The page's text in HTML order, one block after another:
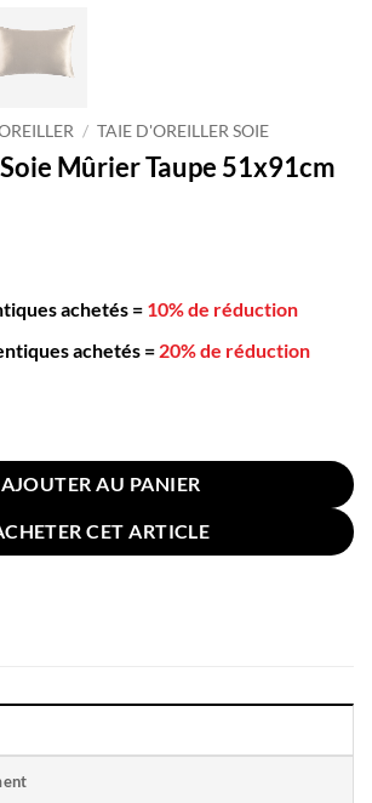
/ TAIE D'OREILLER SOIE
Mûrier Taupe 51x91cm
achetés = 10% de réduction
achetés = 20% de réduction
Soie Mûrier Taupe 51x91cm
AJOUTER AU PANIER
CET ARTICLE